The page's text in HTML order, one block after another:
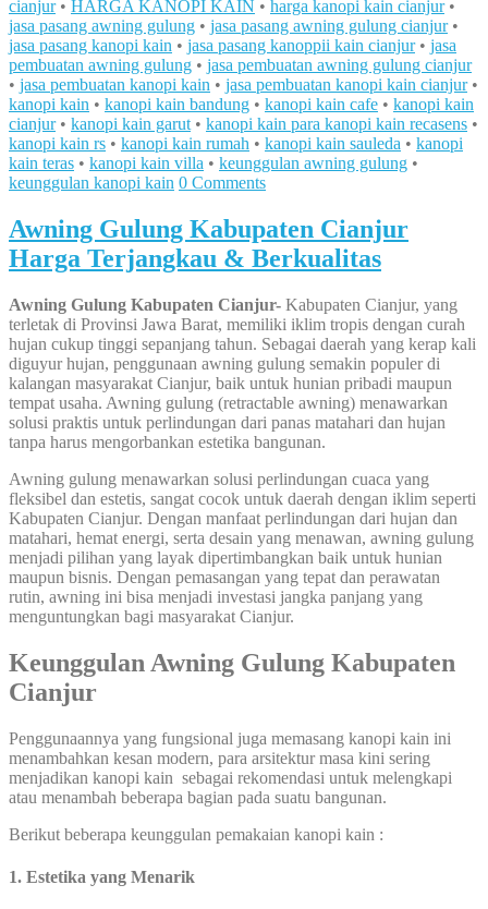
cianjur• HARGA KANOPI KAIN • harga kanopi kain cianjur•
jasa pasang awning gulung • jasa pasang awning gulung cianjur•
jasa pasang kanopi kain • jasa pasang kanoppii kain cianjur• jasa
pembuatan awning gulung • jasa pembuatan awning gulung cianjur
• jasa pembuatan kanopi kain • jasa pembuatan kanopi kain cianjur•
kanopi kain • kanopi kain bandung • kanopi kain cafe • kanopi kain
cianjur• kanopi kain garut • kanopi kain para kanopi kain recasens •
kanopi kain rs • kanopi kain rumah • kanopi kain sauleda • kanopi
kain teras • kanopi kain villa • keunggulan awning gulung •
keunggulan kanopi kain 0 Comments
Awning Gulung Kabupaten Cianjur
Harga Terjangkau & Berkualitas
Awning Gulung Kabupaten Cianjur- Kabupaten Cianjur, yang
terletak di Provinsi Jawa Barat, memiliki iklim tropis dengan curah
hujan cukup tinggi sepanjang tahun. Sebagai daerah yang kerap kali
diguyur hujan, penggunaan awning gulung semakin populer di
kalangan masyarakat Cianjur, baik untuk hunian pribadi maupun
tempat usaha. Awning gulung (retractable awning) menawarkan
solusi praktis untuk perlindungan dari panas matahari dan hujan
tanpa harus mengorbankan estetika bangunan.
Awning gulung menawarkan solusi perlindungan cuaca yang
fleksibel dan estetis, sangat cocok untuk daerah dengan iklim seperti
Kabupaten Cianjur. Dengan manfaat perlindungan dari hujan dan
matahari, hemat energi, serta desain yang menawan, awning gulung
menjadi pilihan yang layak dipertimbangkan baik untuk hunian
maupun bisnis. Dengan pemasangan yang tepat dan perawatan
rutin, awning ini bisa menjadi investasi jangka panjang yang
menguntungkan bagi masyarakat Cianjur.
Keunggulan Awning Gulung Kabupaten
Cianjur
Penggunaannya yang fungsional juga memasang kanopi kain ini
menambahkan kesan modern, para arsitektur masa kini sering
menjadikan kanopi kain sebagai rekomendasi untuk melengkapi
atau menambah beberapa bagian pada suatu bangunan.
Berikut beberapa keunggulan pemakaian kanopi kain :
1. Estetika yang Menarik